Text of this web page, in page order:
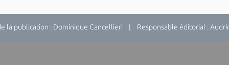
publication : Dominique Cancellieri | Responsable éditorial :